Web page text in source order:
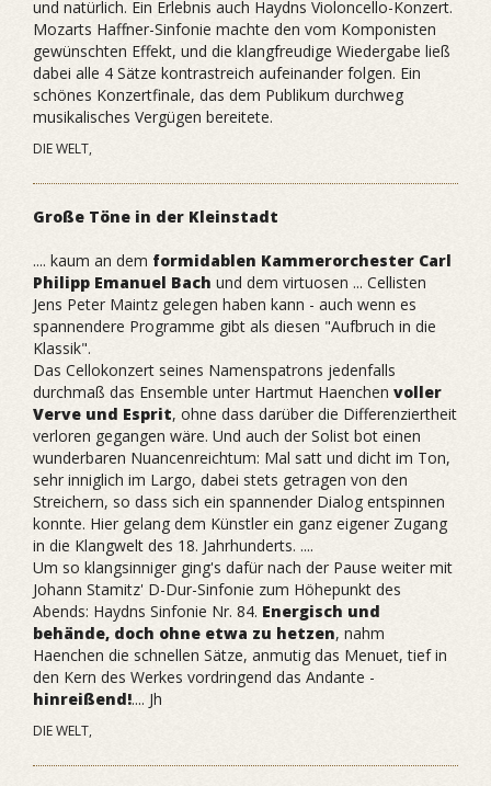
und natürlich. Ein Erlebnis auch Haydns Violoncello-Konzert.
Mozarts Haffner-Sinfonie machte den vom Komponisten
gewünschten Effekt, und die klangfreudige Wiedergabe ließ
dabei alle 4 Sätze kontrastreich aufeinander folgen. Ein
schönes Konzertfinale, das dem Publikum durchweg
musikalisches Vergügen bereitete.
DIE WELT,
Große Töne in der Kleinstadt
.... kaum an dem formidablen Kammerorchester Carl
Philipp Emanuel Bach und dem virtuosen ... Cellisten
Jens Peter Maintz gelegen haben kann - auch wenn es
spannendere Programme gibt als diesen "Aufbruch in die
Klassik".
Das Cellokonzert seines Namenspatrons jedenfalls
durchmaß das Ensemble unter Hartmut Haenchen voller
Verve und Esprit, ohne dass darüber die Differenziertheit
verloren gegangen wäre. Und auch der Solist bot einen
wunderbaren Nuancenreichtum: Mal satt und dicht im Ton,
sehr inniglich im Largo, dabei stets getragen von den
Streichern, so dass sich ein spannender Dialog entspinnen
konnte. Hier gelang dem Künstler ein ganz eigener Zugang
in die Klangwelt des 18. Jahrhunderts. ....
Um so klangsinniger ging's dafür nach der Pause weiter mit
Johann Stamitz' D-Dur-Sinfonie zum Höhepunkt des
Abends: Haydns Sinfonie Nr. 84. Energisch und
behände, doch ohne etwa zu hetzen, nahm
Haenchen die schnellen Sätze, anmutig das Menuet, tief in
den Kern des Werkes vordringend das Andante -
hinreißend!.... Jh
DIE WELT,